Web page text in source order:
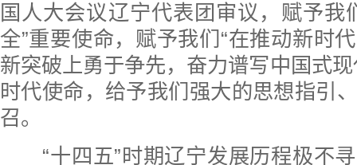
国人大会议辽宁代表团审议，赋予我
全”重要使命，赋予我们“在推动新时
新突破上勇于争先，奋力谱写中国式
时代使命，给予我们强大的思想指引
召。
“十四五”时期辽宁发展历程极不寻